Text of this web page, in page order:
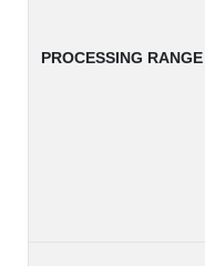
PROCESSING RANGE